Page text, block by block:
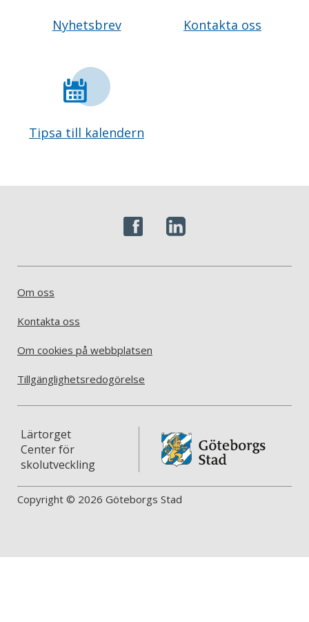
Nyhetsbrev Kontakta oss
Tipsa till kalendern
Om oss
Kontakta oss
Om cookies på webbplatsen
Tillgänglighetsredogörelse
Lärtorget
Center för
skolutveckling
Copyright © 2026 Göteborgs Stad